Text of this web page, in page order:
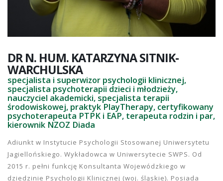
DR N. HUM. KATARZYNASITNIK-
WARCHULSKA
specjalista i superwizor psychologii klinicznej,
specjalista psychoterapii dzieci i młodzieży,
nauczyciel akademicki, specjalista terapii
środowiskowej, praktyk PlayTherapy, certyfikowany
psychoterapeuta PTPK i EAP, terapeuta rodzin i par,
kierownik NZOZ Diada
Adiunkt w Instytucie Psychologii Stosowanej Uniwersytetu
Jagiellońskiego. Wykładowca w Uniwersytecie SWPS. Od
2015 r. pełni funkcję Konsultanta Wojewódzkiego w
dziedzinie Psychologii Klinicznej (woj. śląskie). Posiada